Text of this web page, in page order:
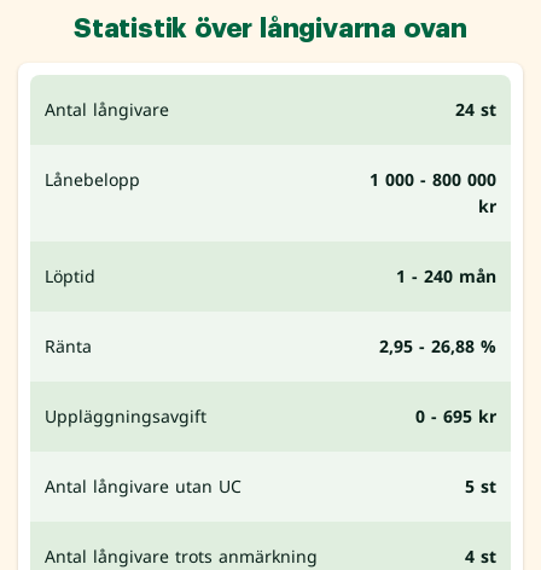
Statistik över långivarna ovan
Antal långivare 24 st
Lånebelopp
1 000 - 800 000
kr
Löptid 1 - 240 mån
Ränta 2,95 - 26,88 %
Uppläggningsavgift 0 - 695 kr
Antal långivare utan UC 5 st
Antal långivare trots anmärkning 4 st